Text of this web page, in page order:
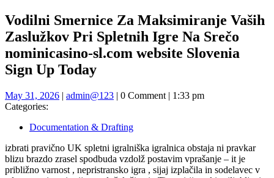
Vodilni Smernice Za Maksimiranje Vaših
Zaslužkov Pri Spletnih Igre Na Srečo
nominicasino-sl.com website Slovenia
Sign Up Today
May 31, 2026May
| admin@123admin@123
| 0 Comment | 1:33 pm
Categories:
Documentation & Drafting
izbrati pravično UK spletni igralniška igralnica obstaja ni pravkar
blizu brazdo zrasel spodbuda vzdolž postavim vprašanje – it je
približno varnost , nepristransko igra , sijaj izplačila in sodelavec v